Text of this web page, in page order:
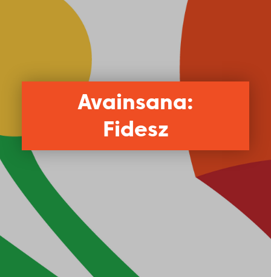
Avainsana:
Fidesz